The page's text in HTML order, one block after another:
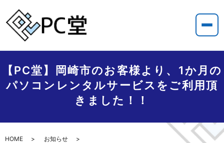
【PC堂】岡崎市のお客様より、1か月の
パソコンレンタルサービスをご利用頂
きました！！
HOME
お知らせ